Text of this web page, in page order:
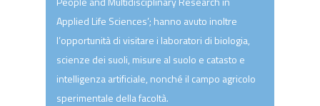
Applied Life Sciences’; hanno avuto inoltre
l’opportunità di visitare i laboratori di biologia,
scienze dei suoli, misure al suolo e catasto e
intelligenza artificiale, nonché il campo agricolo
sperimentale della facoltà. ​